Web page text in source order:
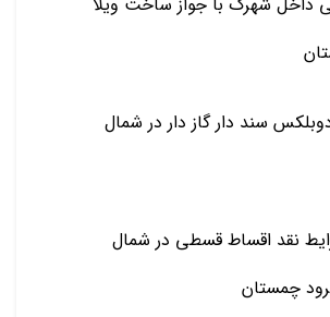
سند دار گاز دار در شمال
نقد اقساط قسطی در شمال
چمستان